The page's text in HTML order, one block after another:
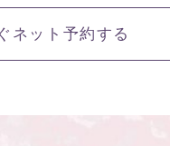
ネット予約する